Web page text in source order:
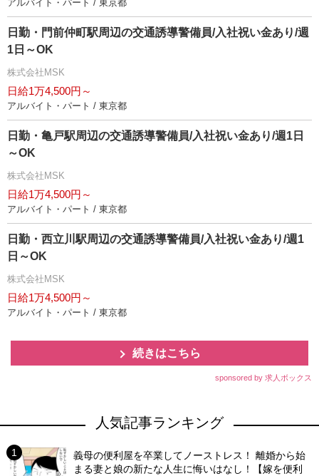
アルバイト・パート / 東京都
日勤・門前仲町駅周辺の交通誘導警備員/入社祝い金あり/週
1日～OK
株式会社MSK
日給1万4,500円～
アルバイト・パート / 東京都
日勤・亀戸駅周辺の交通誘導警備員/入社祝い金あり/週1日
～OK
株式会社MSK
日給1万4,500円～
アルバイト・パート / 東京都
日勤・西立川駅周辺の交通誘導警備員/入社祝い金あり/週1
日～OK
株式会社MSK
日給1万4,500円～
アルバイト・パート / 東京都
続きはこちら
sponsored by 求人ボックス
人気記事ランキング
義母の便利屋を卒業してノーストレス！ 離婚から始
まる妻と娘の新たな人生に悔いはなし！【嫁を便利